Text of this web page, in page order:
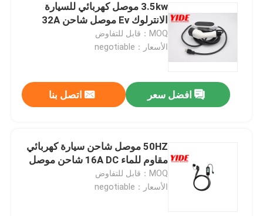
3.5kw موصل كهربائي للسيارة
الانترلوك Ev موصل شاحن 32A
MOQ：قابل للتفاوض
الأسعار：negotiable
افضل سعر اتصل بنا
50HZ موصل شاحن سيارة كهربائي
مقاوم للماء 16A DC شاحن موصل
MOQ：قابل للتفاوض
الأسعار：negotiable